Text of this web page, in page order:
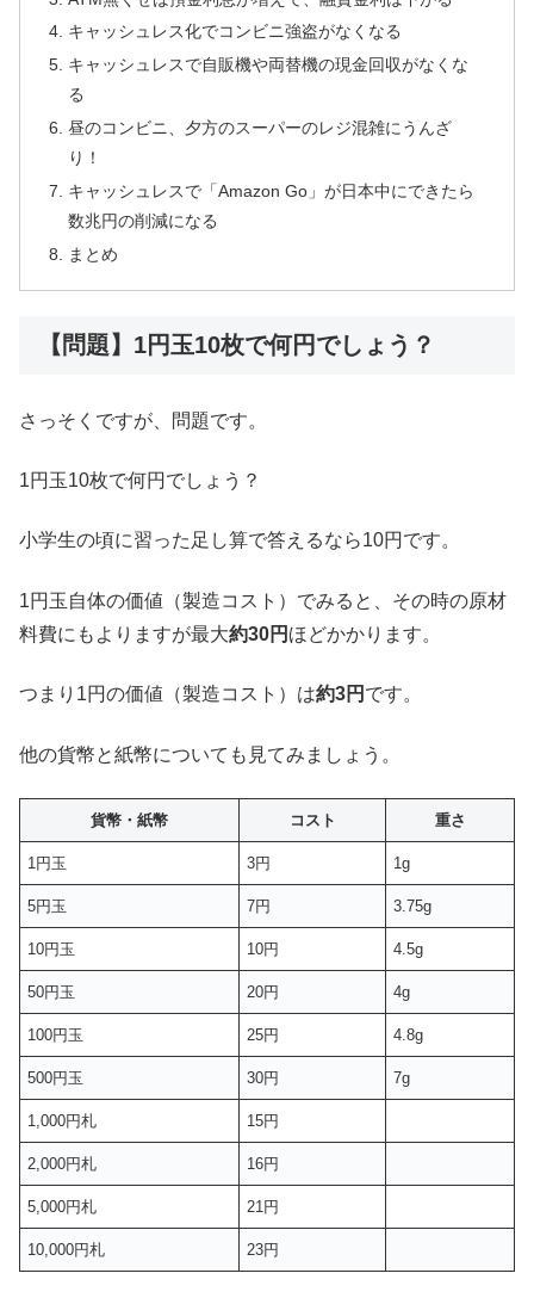
キャッシュレス化でコンビニ強盗がなくなる
キャッシュレスで自販機や両替機の現金回収がなくな
る
昼のコンビニ、夕方のスーパーのレジ混雑にうんざ
り！
キャッシュレスで「Amazon Go」が日本中にできたら
数兆円の削減になる
まとめ
【問題】1円玉10枚で何円でしょう？
さっそくですが、問題です。
1円玉10枚で何円でしょう？
小学生の頃に習った足し算で答えるなら10円です。
1円玉自体の価値（製造コスト）でみると、その時の原材
料費にもよりますが最大約30円 ほどかかります。
つまり1円の価値（製造コスト）は約3円 です。
他の貨幣と紙幣についても見てみましょう。
貨幣・紙幣 コスト 重さ
1円玉 3円 1g
5円玉 7円 3.75g
10円玉 10円 4.5g
50円玉 20円 4g
100円玉 25円 4.8g
500円玉 30円 7g
1,000円札 15円
2,000円札 16円
5,000円札 21円
10,000円札 23円